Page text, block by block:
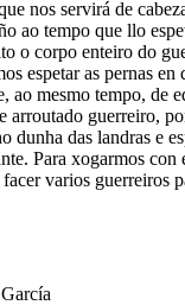
nos servirá de
ao tempo que llo
o corpo enteiro do
espetar as pernas en
ao mesmo tempo, de
arroutado guerreiro,
dunha das landras e
Para xogarmos con
varios guerreiros